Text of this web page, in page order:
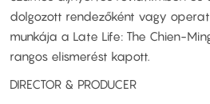
dolgozott rendezőként vagy
munkája a Late Life: The Chien-
rangos elismerést kapott.
DIRECTOR & PRODUCER